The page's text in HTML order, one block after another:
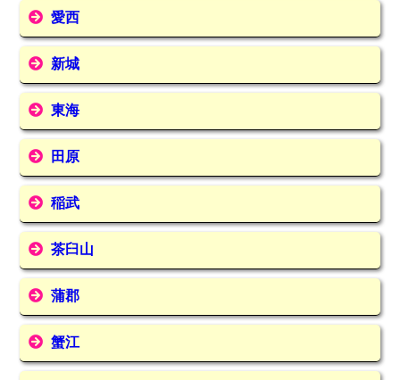
愛西
新城
東海
田原
稲武
茶臼山
蒲郡
蟹江